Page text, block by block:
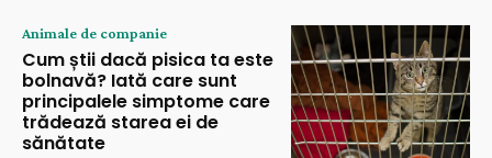
Animale de companie
Cum știi dacă pisica ta este
bolnavă? Iată care sunt
principalele simptome care
trădează starea ei de
sănătate